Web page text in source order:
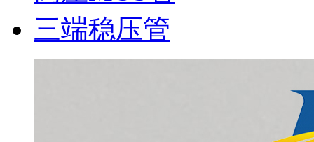
三端稳压管